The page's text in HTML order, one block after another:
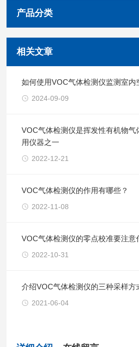
产品分类
相关文章
如何使用VOC气体检测仪监测室内
2024-09-09
VOC气体检测仪是挥发性有机物气
用仪器之一
2022-12-21
VOC气体检测仪的作用有哪些？
2022-11-08
VOC气体检测仪的零点校准要注意
2022-10-31
介绍VOC气体检测仪的三种采样方
2021-06-04